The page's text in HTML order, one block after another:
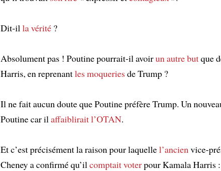
Dit-il la vérité ?
Absolument pas ! Poutine pourrait-il avoirun autre butque
Harris, en reprenantles moqueriesde Trump ?
Il ne fait aucun doute que Poutine préfère Trump. Un
Poutine car il affaibliraitl’OTAN.
Et c’est précisément la raison pour laquellel’ancien vice-
Cheney a confirmé qu’il comptait voterpour Kamala Harris